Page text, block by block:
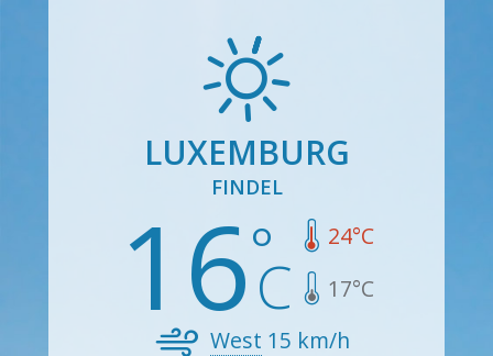
LUXEMBURG
FINDEL
16 24°C
17°C
West 15 km/h